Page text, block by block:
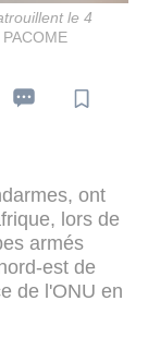
le 4
PACOME
ont
lors de
armés
est de
de l'ONU en